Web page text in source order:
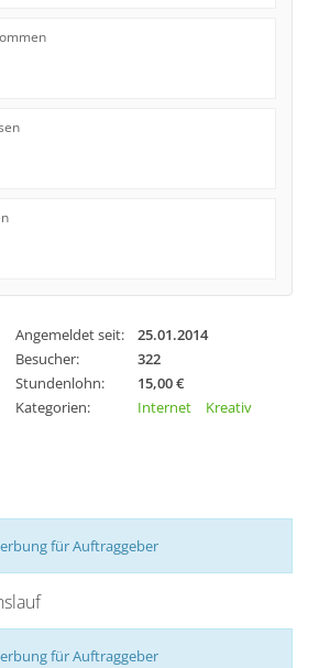
Angemeldet seit:
25.01.2014
Besucher:
322
Stundenlohn:
15,00 €
Kategorien:
Internet Kreativ
für Auftraggeber
für Auftraggeber